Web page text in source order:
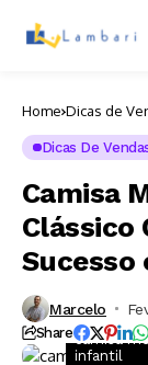
Home Dicas de
Dicas De
Camisa
Clássico
Sucesso
Marcelo
Sharecamisa
infantil